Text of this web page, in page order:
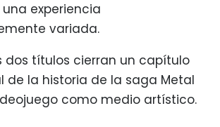
experiencia
variada.
dos títulos cierran un capítulo
de la historia de la saga Metal
como medio artístico.